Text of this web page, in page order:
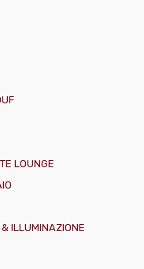
LOUNGE
ILLUMINAZIONE